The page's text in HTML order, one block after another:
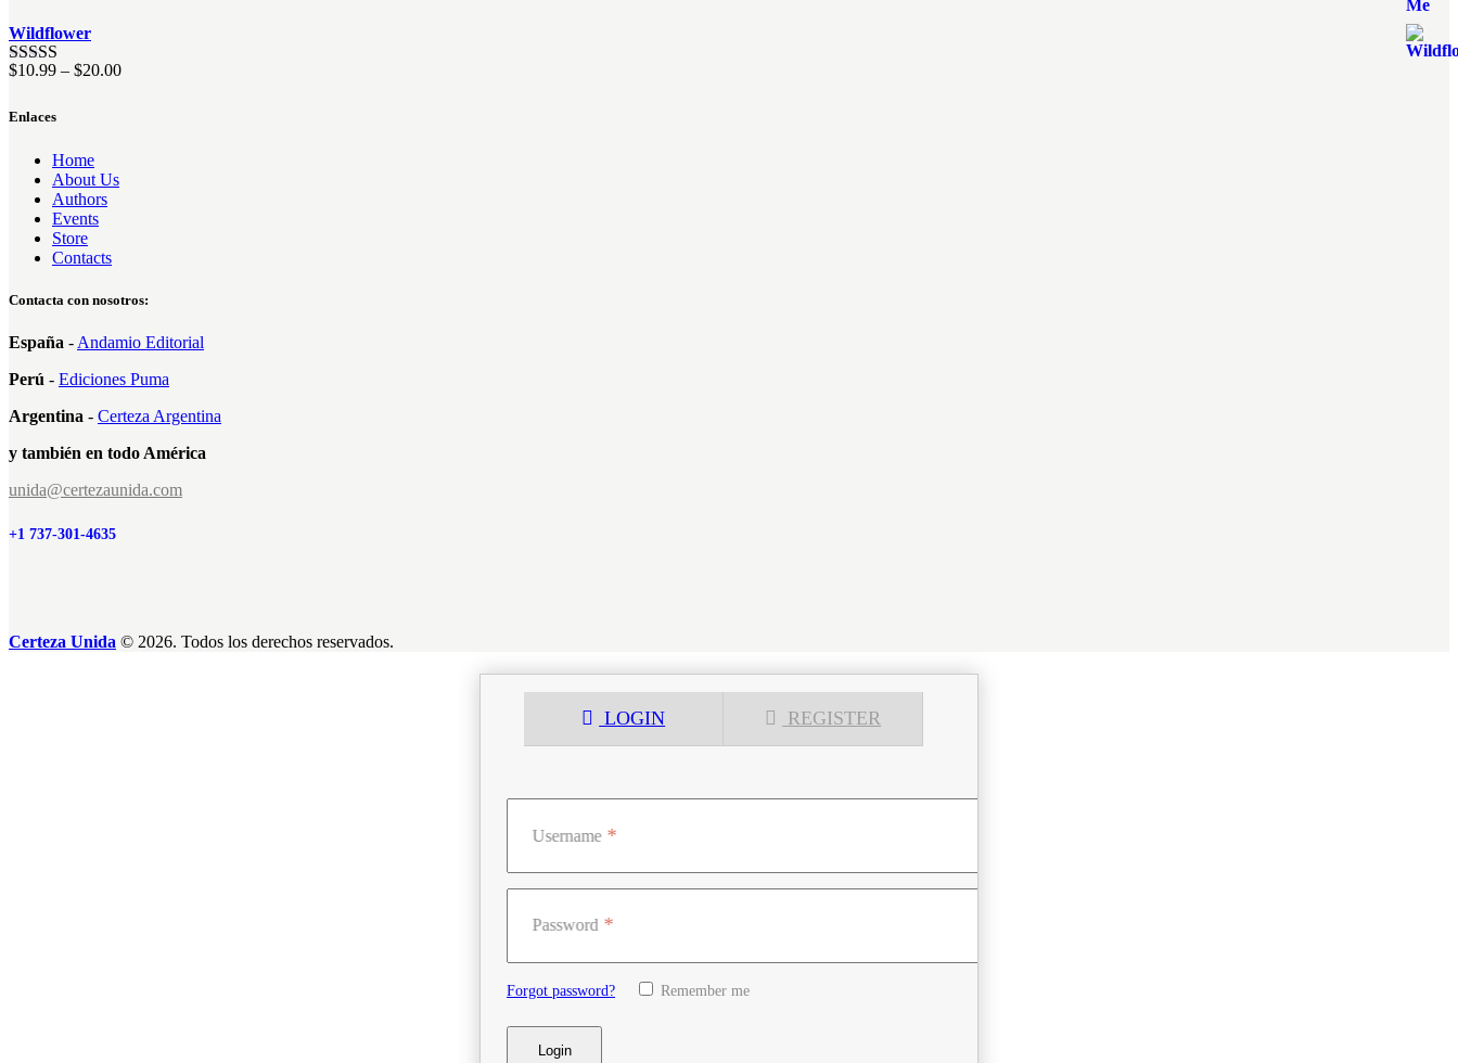
$12.00.
Wildflower
Valorado
de 5
$10.99 – $20.00
Enlaces
Home
About Us
Authors
Events
Store
Contacts
Contacta con nosotros:
España - Andamio Editorial
Perú - Ediciones Puma
Argentina - Certeza Argentina
y también en todo América
unida@certezaunida.com
+1 737-301-4635
Certeza Unida © 2026. Todos los derechos reservados.
LOGIN REGISTER
Username
Password
Forgot password? Remember me